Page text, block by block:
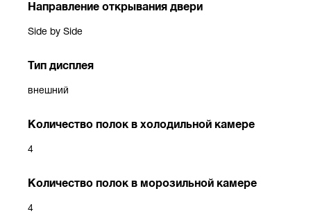
Направление открывания двери
Side by Side
Тип дисплея
внешний
Количество полок в холодильной камере
4
Количество полок в морозильной камере
4